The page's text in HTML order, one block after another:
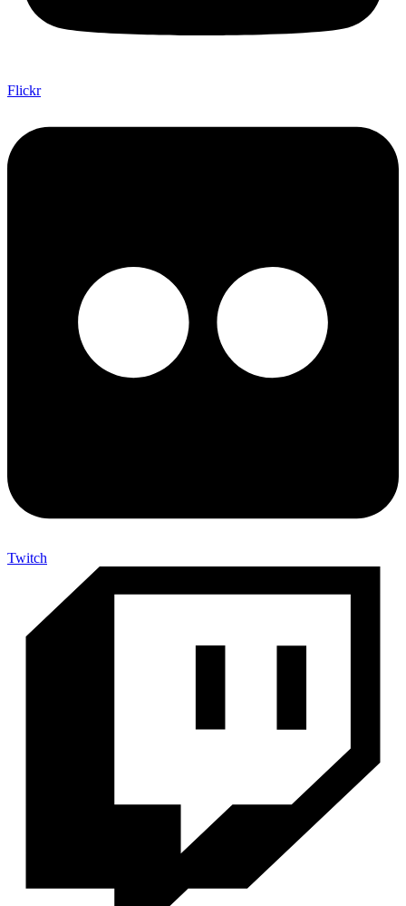
Flickr
Twitch